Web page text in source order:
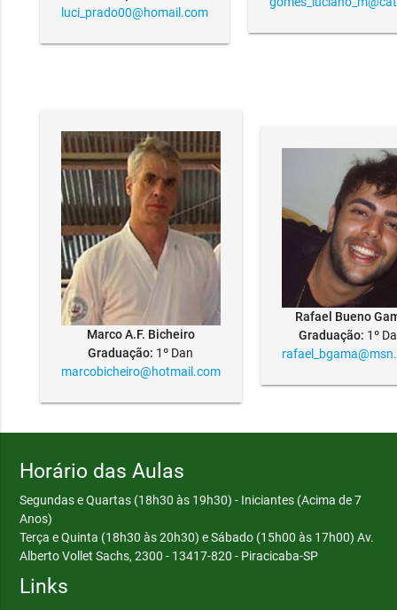
luci_prado00@homail.com
Marco A.F. Bicheiro
Graduação: 1º Dan
marcobicheiro@hotmail.com
Rafael Bueno
Graduação: 1º
Horário das Aulas
Segundas e Quartas (18h30 às 19h30) - Iniciantes (Acima de 7
Anos)
Terça e Quinta (18h30 às 20h30) e Sábado (15h00 às 17h00) Av.
Alberto Vollet Sachs, 2300 - 13417-820 - Piracicaba-SP
Links